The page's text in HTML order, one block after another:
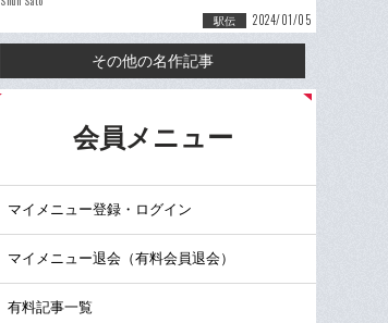
駅伝 2024/01/05
その他の名作記事
会員メニュー
マイメニュー登録・ログイン
マイメニュー退会（有料会員退会）
有料記事一覧